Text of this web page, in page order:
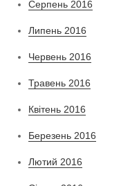
Серпень 2016
Липень 2016
Червень 2016
Травень 2016
Квітень 2016
Березень 2016
Лютий 2016